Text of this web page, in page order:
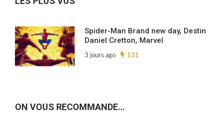
Spider-Man Brand new day, Destin
Daniel Cretton, Marvel
3 jours ago 131
ON VOUS RECOMMANDE…